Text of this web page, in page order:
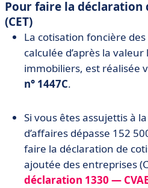
Pour faire la déclaration
(CET)
La cotisation foncière des
calculée d’après la
immobiliers, est réalisée
n° 1447C.
Si vous êtes assujettis à
d’affaires dépasse 152
faire la déclaration de
ajoutée des entreprises
déclaration 1330 —